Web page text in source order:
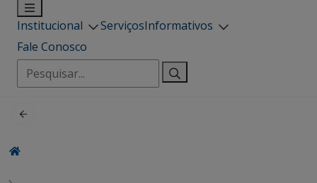
Institucional ServiçosInformativos
Fale Conosco
Pesquisar
por: